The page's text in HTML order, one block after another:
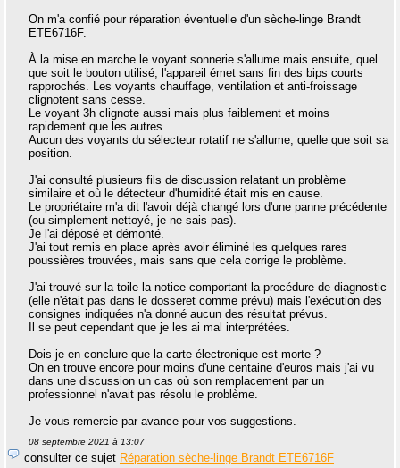
On m'a confié pour réparation éventuelle d'un sèche-linge Brandt
ETE6716F.
À la mise en marche le voyant sonnerie s'allume mais ensuite, quel
que soit le bouton utilisé, l'appareil émet sans fin des bips courts
rapprochés. Les voyants chauffage, ventilation et anti-froissage
clignotent sans cesse.
Le voyant 3h clignote aussi mais plus faiblement et moins
rapidement que les autres.
Aucun des voyants du sélecteur rotatif ne s'allume, quelle que soit sa
position.
J'ai consulté plusieurs fils de discussion relatant un problème
similaire et où le détecteur d'humidité était mis en cause.
Le propriétaire m'a dit l'avoir déjà changé lors d'une panne précédente
(ou simplement nettoyé, je ne sais pas).
Je l'ai déposé et démonté.
J'ai tout remis en place après avoir éliminé les quelques rares
poussières trouvées, mais sans que cela corrige le problème.
J'ai trouvé sur la toile la notice comportant la procédure de diagnostic
(elle n'était pas dans le dosseret comme prévu) mais l'exécution des
consignes indiquées n'a donné aucun des résultat prévus.
Il se peut cependant que je les ai mal interprétées.
Dois-je en conclure que la carte électronique est morte ?
On en trouve encore pour moins d'une centaine d'euros mais j'ai vu
dans une discussion un cas où son remplacement par un
professionnel n'avait pas résolu le problème.
Je vous remercie par avance pour vos suggestions.
08 septembre 2021 à 13:07
consulter ce sujet Réparation sèche-linge Brandt ETE6716F